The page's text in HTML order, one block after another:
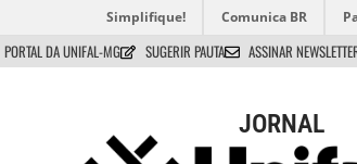
Simplifique! Comunica BR
PORTAL DA UNIFAL-MG SUGERIR PAUTA ASSINAR
JORNAL